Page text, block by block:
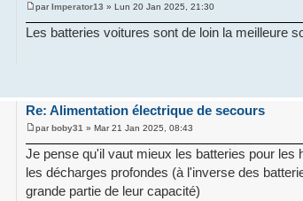
parImperator13 » Lun 20 Jan 2025, 21:30
Les batteries voitures sont de loin la meilleure
Re: Alimentation électrique de secours
parboby31 » Mar 21 Jan 2025, 08:43
Je pense qu'il vaut mieux les batteries pour
les décharges profondes (à l'inverse des
grande partie de leur capacité)